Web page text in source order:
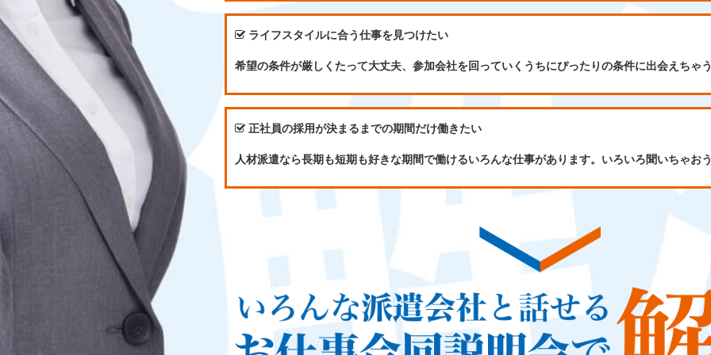
ライフスタイルに合う仕事を見つけたい
希望の条件が厳しくたって大丈夫、参加会社を回っていくうちにぴったりの条件に出会えちゃ
正社員の採用が決まるまでの期間だけ働きたい
人材派遣なら長期も短期も好きな期間で働けるいろんな仕事があります。いろいろ聞いちゃお